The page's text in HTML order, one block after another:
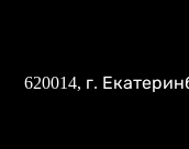
620014, г.